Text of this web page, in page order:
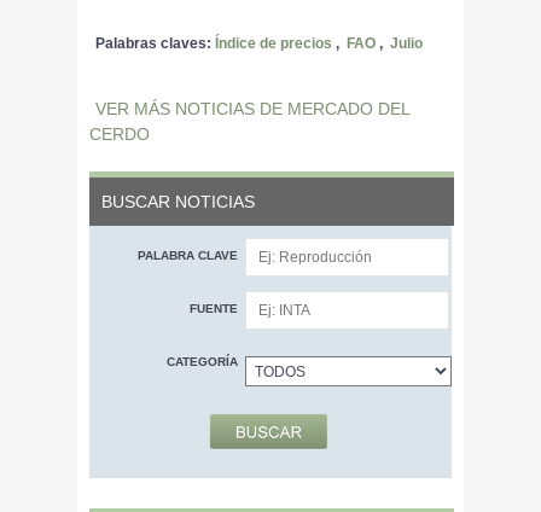
Palabras claves: Índice de precios , FAO , Julio
VER MÁS NOTICIAS DE MERCADO DEL
CERDO
BUSCAR NOTICIAS
PALABRA CLAVE
FUENTE
CATEGORÍA